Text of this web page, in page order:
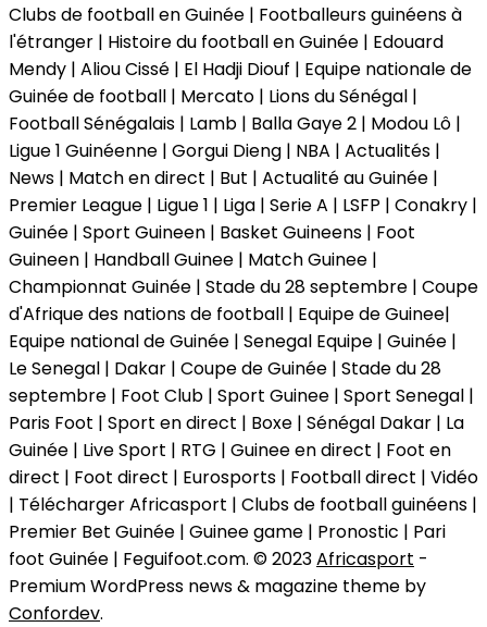
Clubs de football en Guinée | Footballeurs guinéens à
l'étranger | Histoire du football en Guinée | Edouard
Mendy | Aliou Cissé | El Hadji Diouf | Equipe nationale de
Guinée de football | Mercato | Lions du Sénégal |
Football Sénégalais | Lamb | Balla Gaye 2 | Modou Lô |
Ligue 1 Guinéenne | Gorgui Dieng | NBA | Actualités |
News | Match en direct | But | Actualité au Guinée |
Premier League | Ligue 1 | Liga | Serie A | LSFP | Conakry |
Guinée | Sport Guineen | Basket Guineens | Foot
Guineen | Handball Guinee | Match Guinee |
Championnat Guinée | Stade du 28 septembre | Coupe
d'Afrique des nations de football | Equipe de Guinee|
Equipe national de Guinée | Senegal Equipe | Guinée |
Le Senegal | Dakar | Coupe de Guinée | Stade du 28
septembre | Foot Club | Sport Guinee | Sport Senegal |
Paris Foot | Sport en direct | Boxe | Sénégal Dakar | La
Guinée | Live Sport | RTG | Guinee en direct | Foot en
direct | Foot direct | Eurosports | Football direct | Vidéo
| Télécharger Africasport | Clubs de football guinéens |
Premier Bet Guinée | Guinee game | Pronostic | Pari
foot Guinée | Feguifoot.com. © 2023Africasport -
Premium WordPress news & magazine theme by
Confordev.